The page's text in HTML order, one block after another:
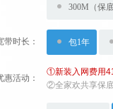
300M（保
带时长： 包1年
惠活动：
①新装入网费用
②全家欢共享保